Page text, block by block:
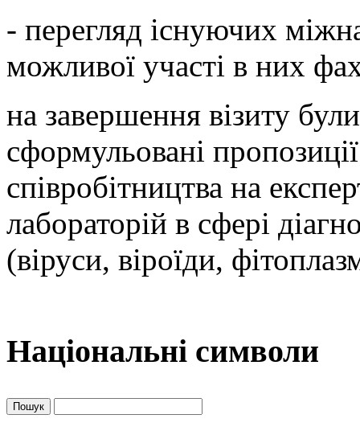
- перегляд існуючих
можливої участі в них
на завершення візиту
сформульовані
співробітництва на
лабораторій в сфері
(віруси, віроїди,
Національні символи
Пошук